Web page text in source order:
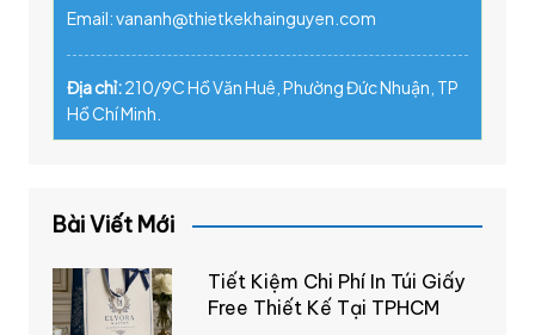
Email: vananh@thietkekhainguyen.com
Địa chỉ:210/9C Hồ Văn Huê, Phường Đức Nhuận, TP
Hồ Chí Minh.
Bài Viết Mới
Tiết Kiệm Chi Phí In Túi Giấy
Free Thiết Kế Tại TPHCM